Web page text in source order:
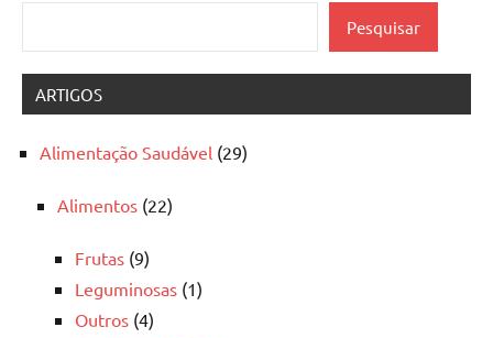
Pesquisar
ARTIGOS
Alimentação Saudável (29)
Alimentos (22)
Frutas (9)
Leguminosas (1)
Outros (4)